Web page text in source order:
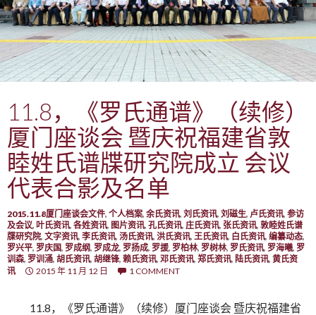
11.8，《罗氏通谱》（续修）
厦门座谈会 暨庆祝福建省敦
睦姓氏谱牒研究院成立 会议
代表合影及名单
2015.11.8厦门座谈会文件, 个人档案, 余氏资讯, 刘氏资讯, 刘磁生, 卢氏资讯, 参访
及会议, 叶氏资讯, 各姓资讯, 图片资讯, 孔氏资讯, 庄氏资讯, 张氏资讯, 敦睦姓氏谱
牒研究院, 文字资讯, 李氏资讯, 汤氏资讯, 洪氏资讯, 王氏资讯, 白氏资讯, 编纂动态,
罗兴平, 罗庆国, 罗成纲, 罗成龙, 罗扬成, 罗援, 罗柏林, 罗树林, 罗氏资讯, 罗海曦, 罗
训森, 罗训涌, 胡氏资讯, 胡继锋, 赖氏资讯, 邓氏资讯, 郑氏资讯, 陆氏资讯, 黄氏资
讯
2015 年 11 月 12 日 1 COMMENT
11.8，《罗氏通谱》（续修）厦门座谈会 暨庆祝福建省